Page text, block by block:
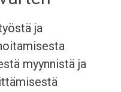
ja
myynnistä ja